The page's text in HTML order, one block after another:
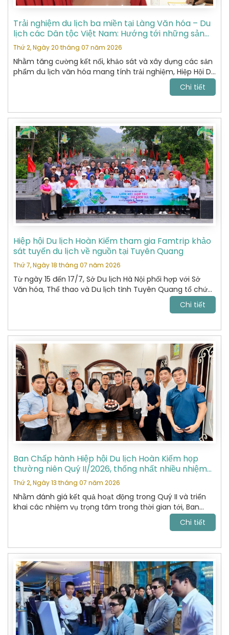
Trải nghiệm du lịch ba miền tại Làng Văn hóa – Du
lịch các Dân tộc Việt Nam: Hướng tới những sản
phẩm du lịch văn hóa đặc sắc
Thứ 2, Ngày 20 tháng 07 năm 2026
Nhằm tăng cường kết nối, khảo sát và xây dựng các sản
phẩm du lịch văn hóa mang tính trải nghiệm, Hiệp Hội Du
Lịch Hoàn Kiếm đã tham gia chương trình khảo sát thực
tế tại Làng Văn hóa – Du lịch các Dân tộc Việt Nam do
Chi tiết
Hiệp hội Du lịch Hoàn Kiếm tham gia Famtrip khảo
sát tuyến du lịch về nguồn tại Tuyên Quang
Thứ 7, Ngày 18 tháng 07 năm 2026
Từ ngày 15 đến 17/7, Sở Du lịch Hà Nội phối hợp với Sở
Văn hóa, Thể thao và Du lịch tỉnh Tuyên Quang tổ chức
chương trình khảo sát, xây dựng và kết nối các sản
Chi tiết
Ban Chấp hành Hiệp hội Du lịch Hoàn Kiếm họp
thường niên Quý II/2026, thống nhất nhiều nhiệm
vụ trọng tâm
Thứ 2, Ngày 13 tháng 07 năm 2026
Nhằm đánh giá kết quả hoạt động trong Quý II và triển
khai các nhiệm vụ trọng tâm trong thời gian tới, Ban
Chấp hành Hiệp hội Du lịch Hoàn Kiếm đã tổ chức cuộc
họp thường niên Quý II năm 2026 với sự tham dự của
môn.
Chi tiết